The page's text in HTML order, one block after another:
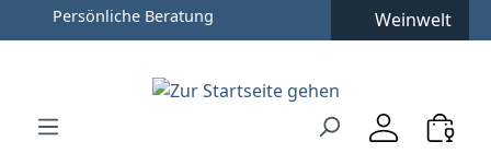
Zum Hauptinhalt springen
Zur Hauptnavigation springen
Persönliche Beratung Weinwelt